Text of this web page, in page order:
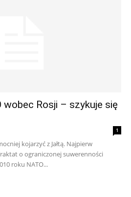
wobec Rosji – szykuje się
1
kojarzyć z Jałtą. Najpierw
o ograniczonej suwerenności
roku NATO...